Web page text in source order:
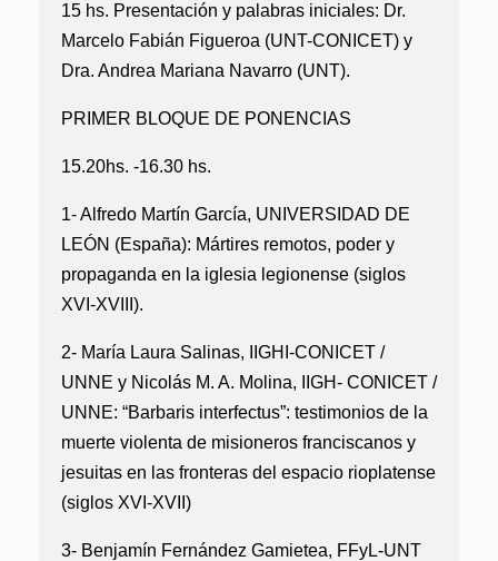
15 hs. Presentación y palabras iniciales: Dr.
Marcelo Fabián Figueroa (UNT-CONICET) y
Dra. Andrea Mariana Navarro (UNT).
PRIMER BLOQUE DE PONENCIAS
15.20hs. -16.30 hs.
1- Alfredo Martín García, UNIVERSIDAD DE
LEÓN (España): Mártires remotos, poder y
propaganda en la iglesia legionense (siglos
XVI-XVIII).
2- María Laura Salinas, IIGHI-CONICET /
UNNE y Nicolás M. A. Molina, IIGH- CONICET /
UNNE: “Barbaris interfectus”: testimonios de la
muerte violenta de misioneros franciscanos y
jesuitas en las fronteras del espacio rioplatense
(siglos XVI-XVII)
3- Benjamín Fernández Gamietea, FFyL-UNT